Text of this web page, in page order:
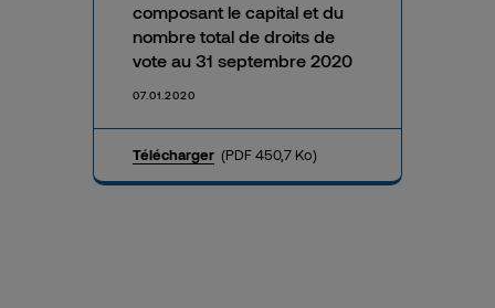
composant le capital et du
nombre total de droits de
vote au 31 septembre 2020
07.01.2020
Télécharger (PDF 450,7 Ko)